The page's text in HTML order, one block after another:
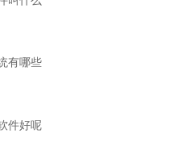
有哪些
件好呢